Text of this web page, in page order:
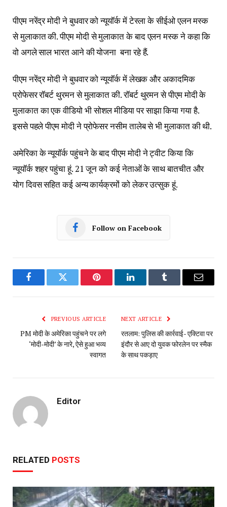
पीएम नरेंद्र मोदी ने बुधवार को न्यूयॉर्क में टेस्ला के सीईओ एलन मस्क
से मुलाकात की. पीएम मोदी से मुलाकात के बाद एलन मस्क ने कहा कि
वो अगले साल भारत आने की योजना बना रहे हैं.
पीएम नरेंद्र मोदी ने बुधवार को न्यूयॉर्क में लेखक और अकादमिक
प्रोफेसर रॉबर्ट थुरमन से मुलाकात की. रॉबर्ट थुरमन से पीएम मोदी के
मुलाकात का एक वीडियो भी सोशल मीडिया पर साझा किया गया है.
इससे पहले पीएम मोदी ने प्रोफेसर नसीम तालेब से भी मुलाकात की थी.
अमेरिका के न्यूयॉर्क पहुंचने के बाद पीएम मोदी ने ट्वीट किया कि
न्यूयॉर्क शहर पहुंचा हूं. 21 जून को कई नेताओं के साथ बातचीत और
योग दिवस सहित कई अन्य कार्यक्रमों को लेकर उत्सुक हूं.
Follow on Facebook
FacebookTwitter Pinterest LinkedInTumblr Email
PREVIOUS ARTICLE
PM मोदी के अमेरिका पहुंचने पर लगे
‘मोदी-मोदी’ के नारे, ऐसे हुआ भव्य
स्वागत
NEXT ARTICLE
रतलाम: पुलिस की कार्रवाई- एक्टिवा पर
इंदौर से आए दो युवक फोरलेन पर स्मैक
के साथ पकड़ाए
Editor
RELATED POSTS